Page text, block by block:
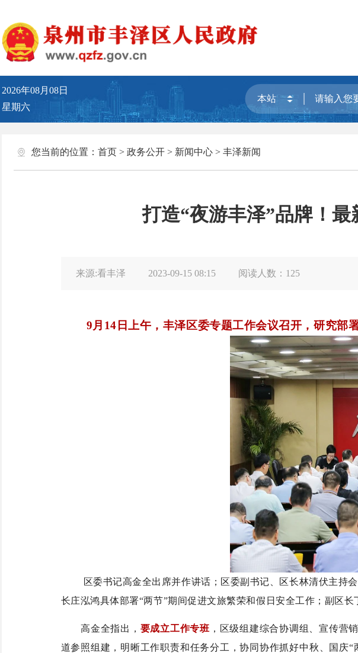
2026年08月08日
星期六
您当前的位置： 首页> 政务公开> 新闻中心> 丰泽新闻
打造“夜游丰泽”品牌！最
来源:看丰泽 2023-09-15 08:15 阅读人数： 125
9月14日上午，丰泽区委专题工作会议召开，研究部
区委书记高金全出席并作讲话；区委副书记、区长林清伏主持
长庄泓鸿具体部署“两节”期间促进文旅繁荣和假日安全工作；副区长
高金全指出， 要成立工作专班 ，区级组建综合协调组、宣传营
道参照组建，明晰工作职责和任务分工，协同协作抓好中秋、国庆“